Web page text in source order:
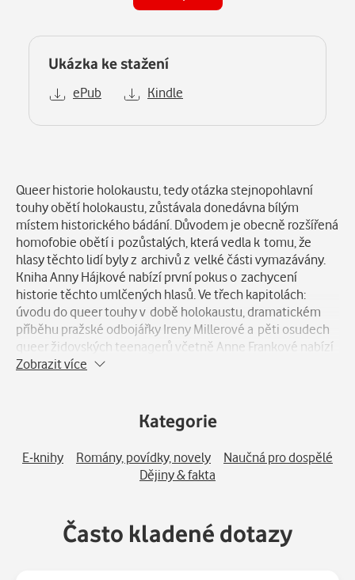
Ukázka ke stažení
ePub Kindle
Queer historie holokaustu, tedy otázka stejnopohlavní
touhy obětí holokaustu, zůstávala donedávna bílým
místem historického bádání. Důvodem je obecně rozšířená
homofobie obětí i pozůstalých, která vedla k tomu, že
hlasy těchto lidí byly z archivů z velké části vymazávány.
Kniha Anny Hájkové nabízí první pokus o zachycení
historie těchto umlčených hlasů. Ve třech kapitolách:
úvodu do queer touhy v době holokaustu, dramatickém
příběhu pražské odbojářky Ireny Millerové a pěti osudech
queer židovských teenagerů včetně Anne Frankové nabízí
kniha Lidé bez dějin jsou prach fundovaný vhled do dlouho
dokumentaristy a historika Martina Šmoka. – Vychází za
Goethe Institutu
Zobrazit více
Kategorie
E-knihy Romány, povídky, novely
Naučná pro dospělé
Dějiny & fakta
Často kladené dotazy